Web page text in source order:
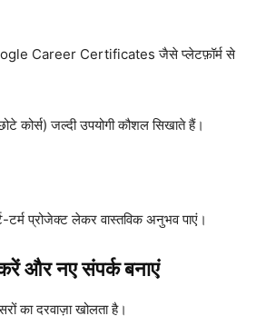
Career Certificates जैसे प्लेटफ़ॉर्म से
कोर्स) जल्दी उपयोगी कौशल सिखाते हैं।
टर्म प्रोजेक्ट लेकर वास्तविक अनुभव पाएं।
और नए संपर्क बनाएं
का दरवाज़ा खोलता है।